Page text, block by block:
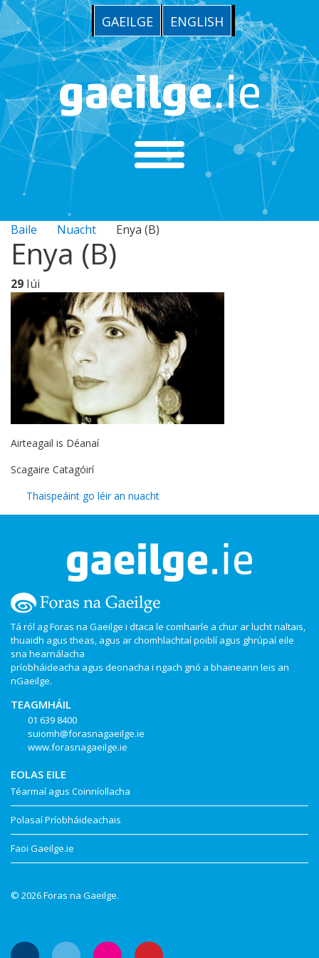
GAEILGE ENGLISH
Baile Nuacht Enya (B)
Enya (B)
29 Iúi
Airteagail is Déanaí
Scagaire Catagóirí
Thaispeáint go léir an nuacht
Tá ról ag Foras na Gaeilge i dtaca le comhairle a chur ar lucht rialtais,
thuaidh agus theas, agus ar chomhlachtaí poiblí agus ghrúpaí eile
sna hearnálacha
príobháideacha agus deonacha i ngach gnó a bhaineann leis an
nGaeilge.
TEAGMHÁIL
01 639 8400
suiomh@forasnagaeilge.ie
www.forasnagaeilge.ie
EOLAS EILE
Téarmaí agus Coinníollacha
Polasaí Príobháideachais
Faoi Gaeilge.ie
© 2026 Foras na Gaeilge.